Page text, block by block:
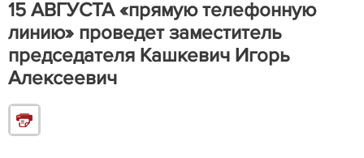
15 АВГУСТА «прямую телефонную
линию» проведет заместитель
председателя Кашкевич Игорь
Алексеевич